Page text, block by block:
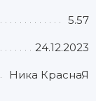
5.57
24.12.2023
Ника КраснаЯ